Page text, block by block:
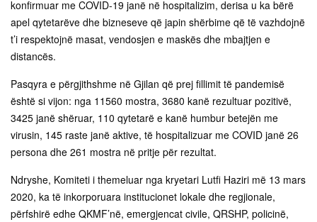
konfirmuar me COVID-19 janë në hospitalizim, derisa u ka bërë
apel qytetarëve dhe bizneseve që japin shërbime që të vazhdojnë
t’i respektojnë masat, vendosjen e maskës dhe mbajtjen e
distancës.
Pasqyra e përgjithshme në Gjilan që prej fillimit të pandemisë
është si vijon: nga 11560 mostra, 3680 kanë rezultuar pozitivë,
3425 janë shëruar, 110 qytetarë e kanë humbur betejën me
virusin, 145 raste janë aktive, të hospitalizuar me COVID janë 26
persona dhe 261 mostra në pritje për rezultat.
Ndryshe, Komiteti i themeluar nga kryetari Lutfi Haziri më 13 mars
2020, ka të inkorporuara institucionet lokale dhe regjionale,
përfshirë edhe QKMF’në, emergjencat civile, QRSHP, policinë,